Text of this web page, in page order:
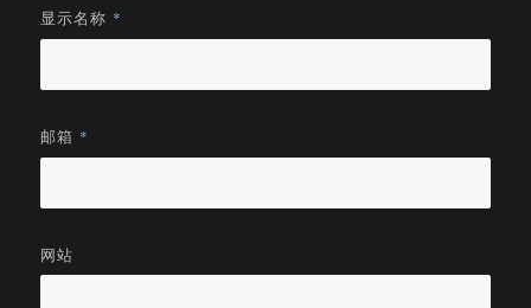
显示名称 *
邮箱 *
网站